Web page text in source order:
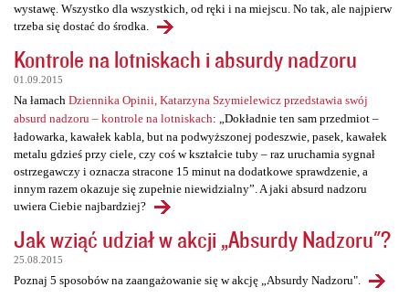
wystawę. Wszystko dla wszystkich, od ręki i na miejscu. No tak, ale najpierw
trzeba się dostać do środka.
Kontrole na lotniskach i absurdy nadzoru
01.09.2015
Na łamach Dziennika Opinii, Katarzyna Szymielewicz przedstawia swój
absurd nadzoru – kontrole na lotniskach: „Dokładnie ten sam przedmiot –
ładowarka, kawałek kabla, but na podwyższonej podeszwie, pasek, kawałek
metalu gdzieś przy ciele, czy coś w kształcie tuby – raz uruchamia sygnał
ostrzegawczy i oznacza stracone 15 minut na dodatkowe sprawdzenie, a
innym razem okazuje się zupełnie niewidzialny”. A jaki absurd nadzoru
uwiera Ciebie najbardziej?
Jak wziąć udział w akcji „Absurdy Nadzoru"?
25.08.2015
Poznaj 5 sposobów na zaangażowanie się w akcję „Absurdy Nadzoru".